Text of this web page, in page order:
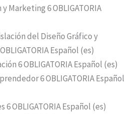
Marketing 6 OBLIGATORIA
del Diseño Gráfico y
Español (es)
6 OBLIGATORIA Español (es)
6 OBLIGATORIA Español
6 OBLIGATORIA Español (es)